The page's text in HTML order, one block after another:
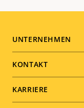
Footer
menu
UNTERNEHMEN
KONTAKT
KARRIERE